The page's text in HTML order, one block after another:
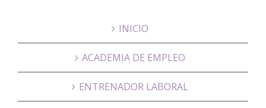
INICIO
ACADEMIA DE EMPLEO
ENTRENADOR LABORAL